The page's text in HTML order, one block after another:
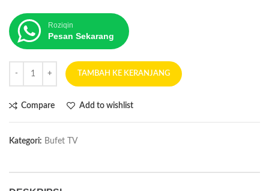
Roziqin
Pesan Sekarang
TAMBAH KE KERANJANG
Compare Add to wishlist
Kategori: Bufet TV